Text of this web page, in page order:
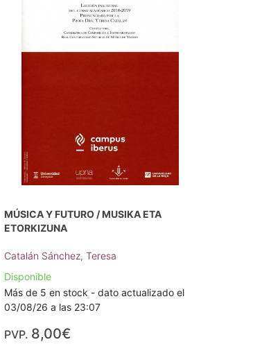
MÚSICA Y FUTURO / MUSIKA ETA
ETORKIZUNA
Catalán Sánchez, Teresa
Disponible
Más de 5 en stock - dato actualizado el
03/08/26 a las 23:07
PVP. 8,00€